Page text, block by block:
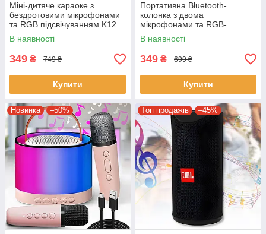
Міні-дитяче караоке з
бездротовими мікрофонами
та RGB підсвічуванням K12
В наявності
349 ₴ 749 ₴
Купити
Портативна Bluetooth-
колонка з двома
мікрофонами та RGB-
підсвічуванням K52 Біжова
В наявності
349 ₴ 699 ₴
Купити
Новинка –50% Топ продажів –45%